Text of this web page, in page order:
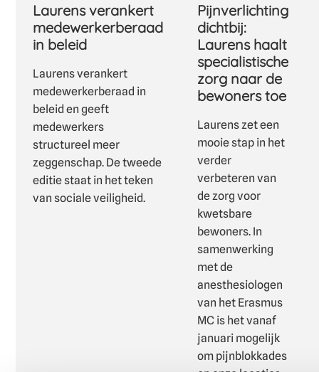
Laurens verankert
medewerkerberaad
in beleid
Laurens verankert
medewerkerberaad in
beleid en geeft
medewerkers
structureel meer
zeggenschap. De tweede
editie staat in het teken
van sociale veiligheid.
Pijnverlichting
dichtbij:
Laurens haalt
specialistische
zorg naar de
bewoners toe
Laurens zet een
mooie stap in het
verder
verbeteren van
de zorg voor
kwetsbare
bewoners. In
samenwerking
met de
anesthesiologen
van het Erasmus
MC is het vanaf
januari mogelijk
om pijnblokkades